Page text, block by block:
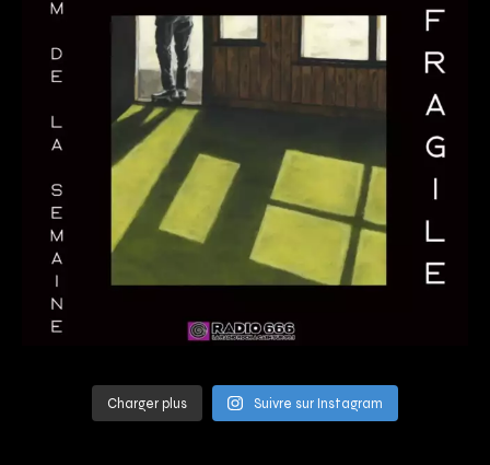
Charger plus Suivre sur Instagram